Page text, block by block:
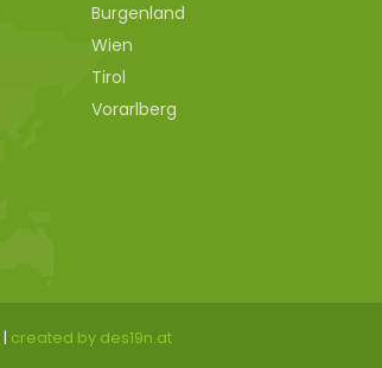
Burgenland
Wien
Tirol
Vorarlberg
created by des19n.at